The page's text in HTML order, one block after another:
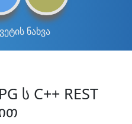
ნახვა
ს C++ REST